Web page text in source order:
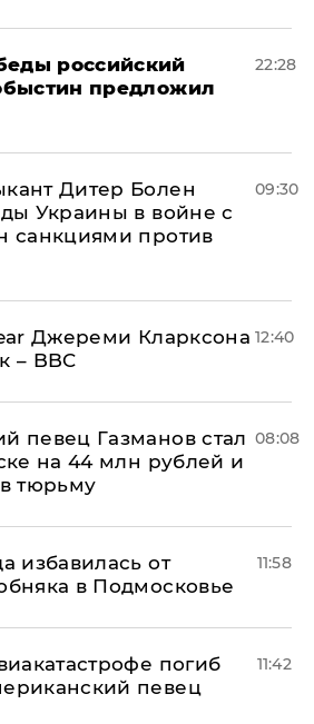
российский
предложил
22:28
Дитер Болен
Украины в войне с
санкциями против
09:30
Джереми Кларксона
– BBC
12:40
певец Газманов стал
на 44 млн рублей и
тюрьму
08:08
избавилась от
в Подмосковье
11:58
погиб
певец
11:42